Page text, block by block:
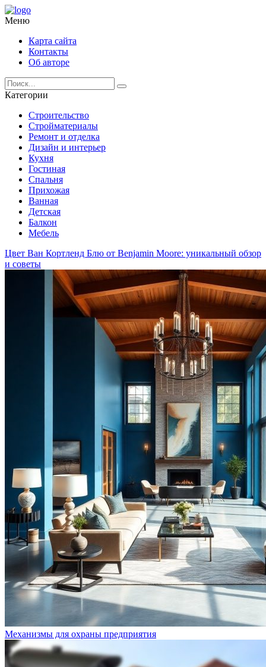
Меню
Карта сайта
Контакты
Об авторе
Категории
Строительство
Стройматериалы
Ремонт и отделка
Дизайн и интерьер
Кухня
Гостиная
Спальня
Прихожая
Ванная
Детская
Балкон
Мебель
Цвет Ван Кортленд Блю от Benjamin Moore: уникальный обзор
и советы
Механизмы для охраны предприятия